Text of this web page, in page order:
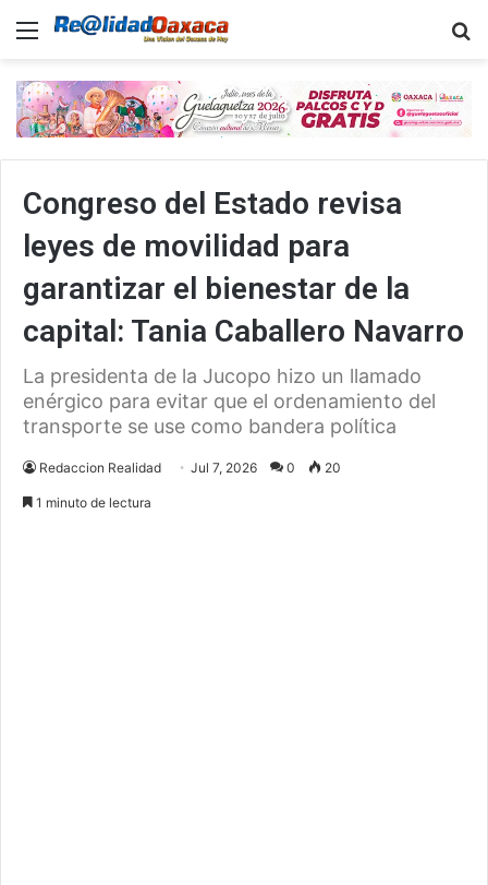
Menu
Congreso del Estado revisa
leyes de movilidad para
garantizar el bienestar de la
capital: Tania Caballero Navarro
La presidenta de la Jucopo hizo un llamado
enérgico para evitar que el ordenamiento del
transporte se use como bandera política
Redaccion Realidad Jul 7, 2026 0 20
1 minuto de lectura